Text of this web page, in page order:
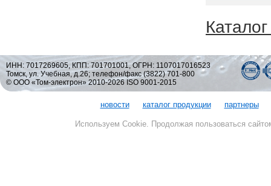
ИНН: 7017269605, КПП: 701701001, ОГРН: 1107017016523
Томск, ул. Учебная, д.26; телефон/факс (3822) 701-800
© ООО «Том-электрон» 2010-2026 ISO 9001-2015
новости каталог продукции партнеры
Используем Cookie. Продолжая пользоваться